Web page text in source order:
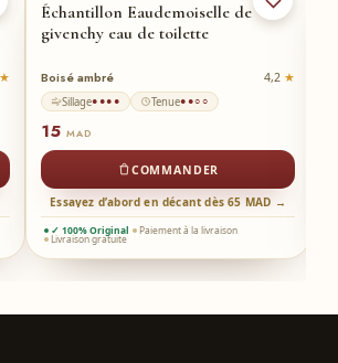
Échantillon Eaudemoiselle de
givenchy eau de toilette
Boisé ambré 4,2
Sillage●●●● Tenue●●○○
15 MAD
COMMANDER
Essayez d’abord en décant dès 65 MAD →
✓ 100% Original Paiement à la livraison
Livraison gratuite